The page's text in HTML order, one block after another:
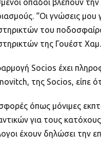
οπαδοί βλέπουν
“Οι γνώσεις
του
της Γουέστ Χαμ.
Socios έχει
της Socios, είπε
όπως μόνιμες
για τους
έχουν δηλώσει την